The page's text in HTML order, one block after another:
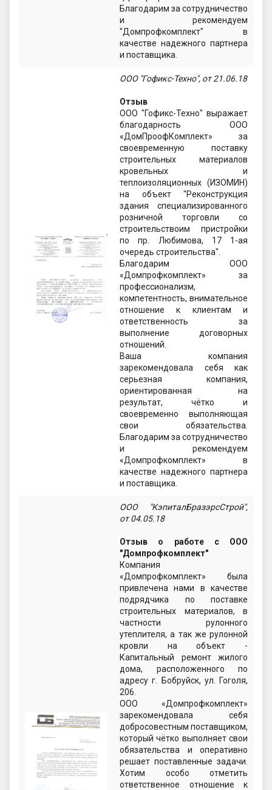
Благодарим за сотрудничество
и рекомендуем
"Домпрофкомплект" в
качестве надежного партнера
и поставщика.
ООО "Гофикс-Техно", от 21.06.18
Отзыв
ООО "Гофикс-Техно" выражает
благодарность ООО
«ДомПроофКомплект» за
своевременную поставку
строительных материалов
кровельных и
теплоизоляционных (ИЗОМИН)
на объект "Реконструкция
здания специализированного
розничной торговли со
строительствоим пристройки
по пр. Любимова, 17 1-ая
очередь строительства".
Благодарим ООО
«Домпрофкомплект» за
профессионализм,
компетентность, внимательное
отношение к клиентам и
ответственность за
выполнение договорных
отношений.
Ваша компания
зарекомендовала себя как
серьезная компания,
ориентированная на
результат, чётко и
своевременно выполняющая
свои обязательства.
Благодарим за сотрудничество
и рекомендуем
«Домпрофкомплект» в
качестве надежного партнера
и поставщика.
ООО "КэпиталБразэрсСтрой",
от 04.05.18
Отзыв о работе с ООО
"Домпрофкомплект"
Компания
«Домпрофкомплект» была
привлечена нами в качестве
подрядчика по поставке
строительных материалов, в
частности рулонного
утеплителя, а так же рулонной
кровли на объект -
Капитальный ремонт жилого
дома, расположенного по
адресу г. Бобруйск, ул. Гоголя,
206.
ООО «Домпрофкомплект»
зарекомендовала себя
добросовестным поставщиком,
который чётко выполняет свои
обязательства и оперативно
решает поставленные задачи.
Хотим особо отметить
ответственное отношение к